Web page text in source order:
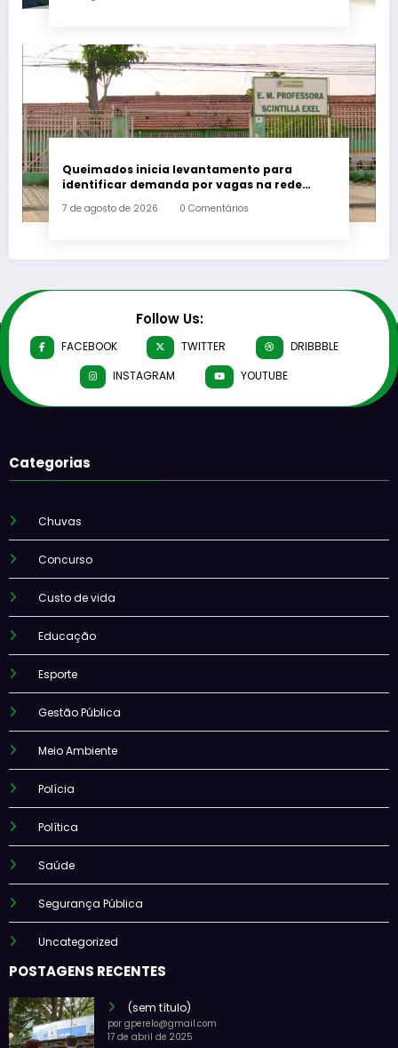
Queimados inicia levantamento para
identificar demanda por vagas na rede
7 de agosto de 2026 0 Comentários
Follow Us:
FACEBOOK TWITTER
DRIBBBLE
INSTAGRAM
YOUTUBE
Categorias
Chuvas
Concurso
Custo de vida
Educação
Esporte
Gestão Pública
Meio Ambiente
Polícia
Política
Saúde
Segurança Pública
Uncategorized
POSTAGENS RECENTES
(sem título)
por gperelo@gmail.com
17 de abril de 2025